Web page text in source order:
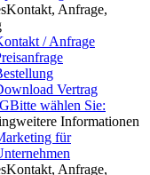
Kontakt, Anfrage,
/ Anfrage
Vertrag
Bitte wählen Sie:
weitere Informationen
für
Kontakt, Anfrage,